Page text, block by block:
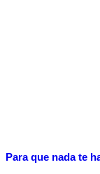
Para que nada te